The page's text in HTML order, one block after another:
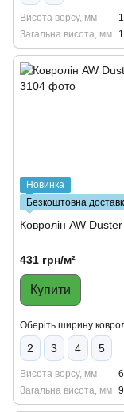
Висота ворсу, мм
Загальна висота, мм
Новинка
Безкоштовна
Ковролін AW
431 грн/м²
Купити
Оберіть ширину
2 3 4 5
Висота ворсу, мм
Загальна висота, мм 9